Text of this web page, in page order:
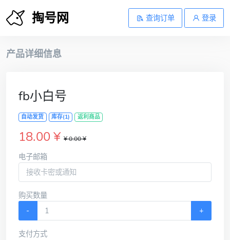
掏号网 查询订单 登录
产品详细信息
fb小白号
自动发货 库存(1) 返利商品
18.00 ¥ ¥ 0.00 ¥
电子邮箱
购买数量
-
+
支付方式